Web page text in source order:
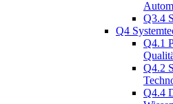
Q3.4
Q4
Q4.1
Q4.2
Q4.4